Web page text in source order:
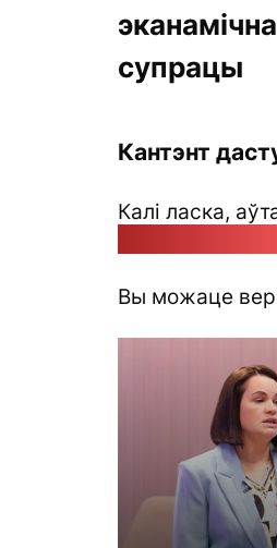
супрацы
Кантэнт
Калі ласка,
Вы можаце